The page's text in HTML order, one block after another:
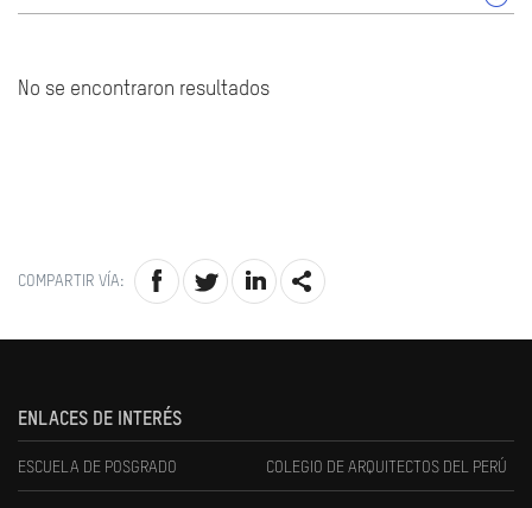
No se encontraron resultados
COMPARTIR VÍA:
ENLACES DE INTERÉS
ESCUELA DE POSGRADO COLEGIO DE ARQUITECTOS DEL PERÚ